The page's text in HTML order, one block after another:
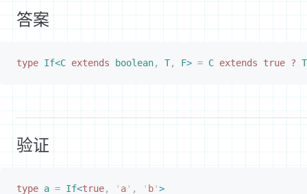
答案
type If<C extends boolean, T, F> = C extends true ? T
验证
type a = If<true, ' a' , ' b'>